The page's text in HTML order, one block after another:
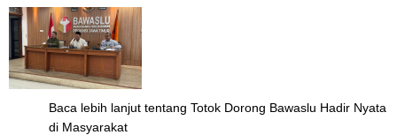
Baca lebih lanjut tentang Totok Dorong Bawaslu Hadir Nyata
di Masyarakat